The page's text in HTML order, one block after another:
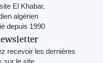
El Khabar,
algérien
depuis 1990
recevoir les dernières
sur le site